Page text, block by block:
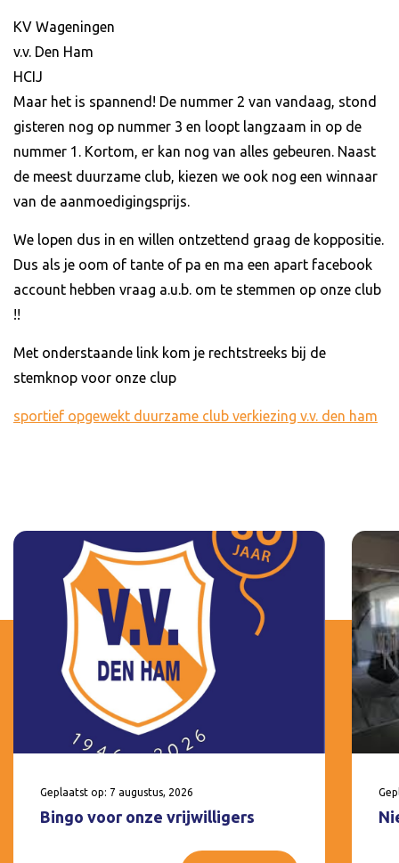
KV Wageningen
v.v. Den Ham
HCIJ
Maar het is spannend! De nummer 2 van vandaag, stond
gisteren nog op nummer 3 en loopt langzaam in op de
nummer 1. Kortom, er kan nog van alles gebeuren. Naast
de meest duurzame club, kiezen we ook nog een winnaar
van de aanmoedigingsprijs.
We lopen dus in en willen ontzettend graag de koppositie.
Dus als je oom of tante of pa en ma een apart facebook
account hebben vraag a.u.b. om te stemmen op onze club
!!
Met onderstaande link kom je rechtstreeks bij de
stemknop voor onze clup
sportief opgewekt duurzame club verkiezing v.v. den ham
Geplaatst op: 7 augustus, 2026
Bingo voor onze vrijwilligers